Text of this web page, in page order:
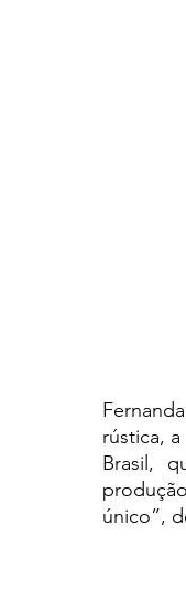
rústica,
Brasil,
único”,